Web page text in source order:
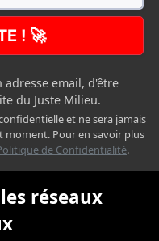
! 🚀
adresse email, d'être
du Juste Milieu.
et ne sera jamais
moment. Pour en savoir plus
de Confidentialité.
réseaux